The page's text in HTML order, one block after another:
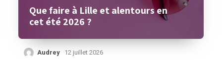
Que faire à Lille et alentours en
cet été 2026 ?
Audrey 12 juillet 2026